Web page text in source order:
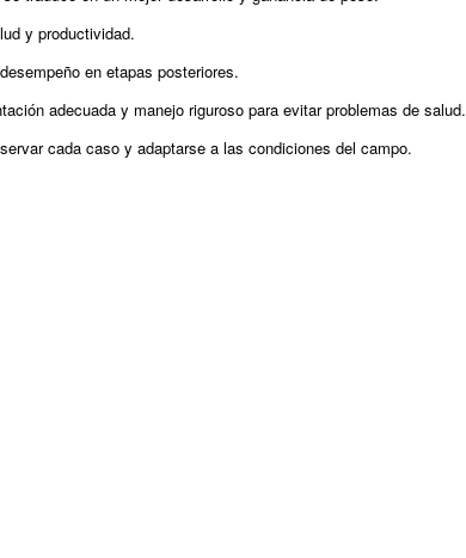
y productividad.
en etapas posteriores.
adecuada y manejo riguroso para evitar problemas de salud.
cada caso y adaptarse a las condiciones del campo.